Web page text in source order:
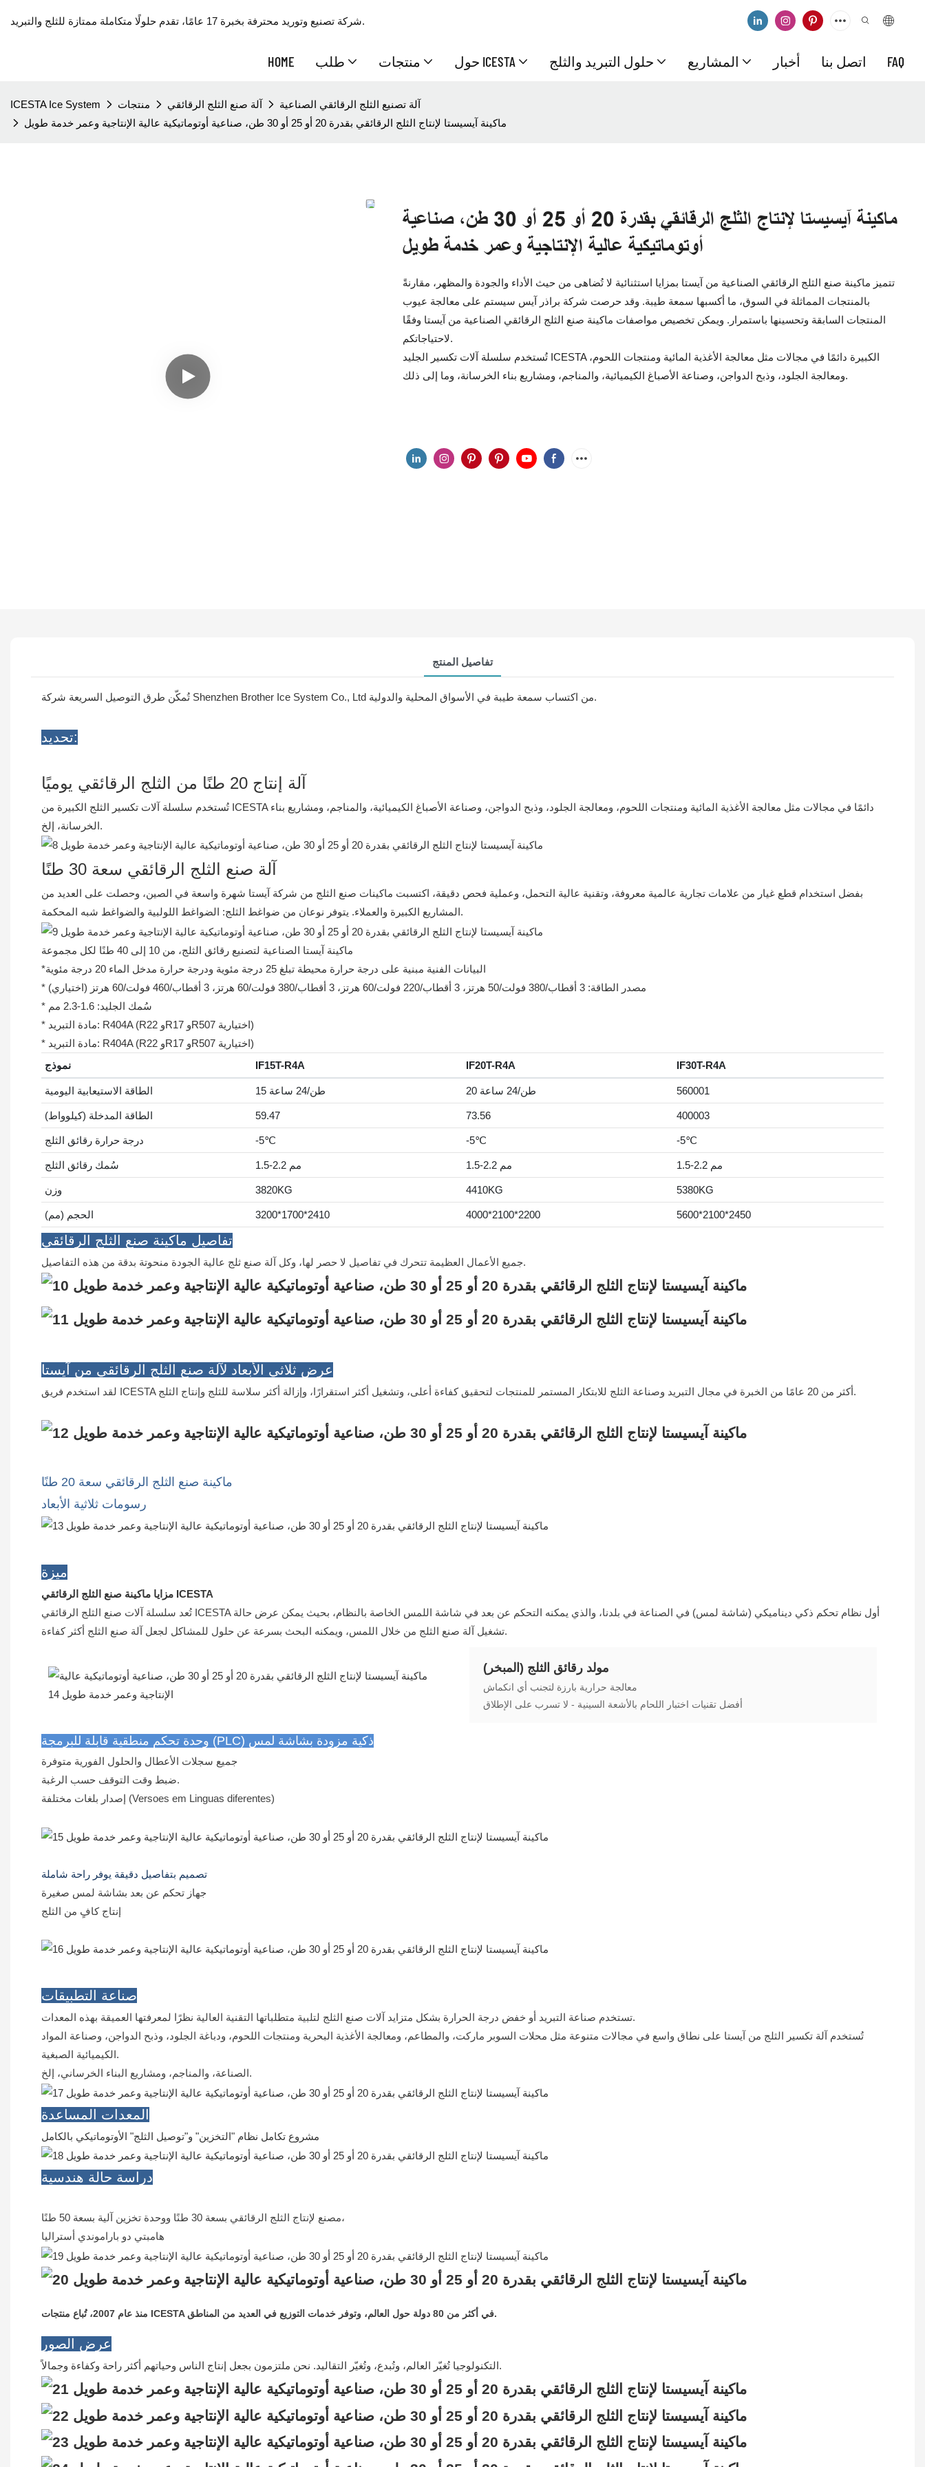
شركة تصنيع وتوريد محترفة بخبرة 17 عامًا، تقدم حلولًا متكاملة ممتازة للثلج والتبريد.
HOME طلب منتجات حول ICESTA حلول التبريد والثلج المشاريع أخبار اتصل بنا FAQ
ICESTA Ice System منتجات آلة صنع الثلج الرقائقي
آلة تصنيع الثلج الرقائقي الصناعية
ماكينة آيسيستا لإنتاج الثلج الرقائقي بقدرة 20 أو 25 أو 30 طن، صناعية أوتوماتيكية عالية الإنتاجية وعمر خدمة طويل
ماكينة آيسيستا لإنتاج الثلج الرقائقي بقدرة 20 أو 25 أو 30 طن، صناعية
أوتوماتيكية عالية الإنتاجية وعمر خدمة طويل
تتميز ماكينة صنع الثلج الرقائقي الصناعية من آيستا بمزايا استثنائية لا تُضاهى من حيث الأداء والجودة والمظهر، مقارنةً
بالمنتجات المماثلة في السوق، ما أكسبها سمعة طيبة. وقد حرصت شركة براذر آيس سيستم على معالجة عيوب
المنتجات السابقة وتحسينها باستمرار. ويمكن تخصيص مواصفات ماكينة صنع الثلج الرقائقي الصناعية من آيستا وفقًا
لاحتياجاتكم.
تُستخدم سلسلة آلات تكسير الجليد ICESTA الكبيرة دائمًا في مجالات مثل معالجة الأغذية المائية ومنتجات اللحوم،
ومعالجة الجلود، وذبح الدواجن، وصناعة الأصباغ الكيميائية، والمناجم، ومشاريع بناء الخرسانة، وما إلى ذلك.
تفاصيل المنتج
تُمكّن طرق التوصيل السريعة شركة Shenzhen Brother Ice System Co., Ltd من اكتساب سمعة طيبة في الأسواق المحلية والدولية.
تحديد:
آلة إنتاج 20 طنًا من الثلج الرقائقي يوميًا
تُستخدم سلسلة آلات تكسير الثلج الكبيرة من ICESTA دائمًا في مجالات مثل معالجة الأغذية المائية ومنتجات اللحوم، ومعالجة الجلود، وذبح الدواجن، وصناعة الأصباغ الكيميائية، والمناجم، ومشاريع بناء
الخرسانة، إلخ.
آلة صنع الثلج الرقائقي سعة 30 طنًا
بفضل استخدام قطع غيار من علامات تجارية عالمية معروفة، وتقنية عالية التحمل، وعملية فحص دقيقة، اكتسبت ماكينات صنع الثلج من شركة آيستا شهرة واسعة في الصين، وحصلت على العديد من
المشاريع الكبيرة والعملاء. يتوفر نوعان من ضواغط الثلج: الضواغط اللولبية والضواغط شبه المحكمة.
ماكينة آيستا الصناعية لتصنيع رقائق الثلج، من 10 إلى 40 طنًا لكل مجموعة
*البيانات الفنية مبنية على درجة حرارة محيطة تبلغ 25 درجة مئوية ودرجة حرارة مدخل الماء 20 درجة مئوية
* مصدر الطاقة: 3 أقطاب/380 فولت/50 هرتز، 3 أقطاب/220 فولت/60 هرتز، 3 أقطاب/380 فولت/60 هرتز، 3 أقطاب/460 فولت/60 هرتز (اختياري)
* سُمك الجليد: 1.6-2.3 مم
* مادة التبريد: R404A (R22 وR17 وR507 اختيارية)
* مادة التبريد: R404A (R22 وR17 وR507 اختيارية)
نموذج
IF15T-R4A IF20T-R4A IF30T-R4A
الطاقة الاستيعابية اليومية 15 طن/24 ساعة 20 طن/24 ساعة 560001
الطاقة المدخلة (كيلوواط) 59.47 73.56 400003
درجة حرارة رقائق الثلج -5℃ -5℃ -5℃
سُمك رقائق الثلج 1.5-2.2 مم 1.5-2.2 مم 1.5-2.2 مم
وزن 3820KG 4410KG 5380KG
الحجم (مم) 3200*1700*2410 4000*2100*2200 5600*2100*2450
تفاصيل ماكينة صنع الثلج الرقائقي
جميع الأعمال العظيمة تتحرك في تفاصيل لا حصر لها، وكل آلة صنع ثلج عالية الجودة منحوتة بدقة من هذه التفاصيل.
عرض ثلاثي الأبعاد لآلة صنع الثلج الرقائقي من آيستا
لقد استخدم فريق ICESTA أكثر من 20 عامًا من الخبرة في مجال التبريد وصناعة الثلج للابتكار المستمر للمنتجات لتحقيق كفاءة أعلى، وتشغيل أكثر استقرارًا، وإزالة أكثر سلاسة للثلج وإنتاج الثلج.
ماكينة صنع الثلج الرقائقي سعة 20 طنًا
رسومات ثلاثية الأبعاد
ميزة
مزايا ماكينة صنع الثلج الرقائقي ICESTA
تُعد سلسلة آلات صنع الثلج الرقائقي ICESTA أول نظام تحكم ذكي ديناميكي (شاشة لمس) في الصناعة في بلدنا، والذي يمكنه التحكم عن بعد في شاشة اللمس الخاصة بالنظام، بحيث يمكن عرض حالة
تشغيل آلة صنع الثلج من خلال اللمس، ويمكنه البحث بسرعة عن حلول للمشاكل لجعل آلة صنع الثلج أكثر كفاءة.
مولد رقائق الثلج (المبخر)
معالجة حرارية بارزة لتجنب أي انكماش
أفضل تقنيات اختبار اللحام بالأشعة السينية - لا تسرب على الإطلاق
وحدة تحكم منطقية قابلة للبرمجة (PLC) ذكية مزودة بشاشة لمس
جميع سجلات الأعطال والحلول الفورية متوفرة
ضبط وقت التوقف حسب الرغبة.
إصدار بلغات مختلفة (Versoes em Linguas diferentes)
تصميم بتفاصيل دقيقة يوفر راحة شاملة
جهاز تحكم عن بعد بشاشة لمس صغيرة
إنتاج كافٍ من الثلج
صناعة التطبيقات
تستخدم صناعة التبريد أو خفض درجة الحرارة بشكل متزايد آلات صنع الثلج لتلبية متطلباتها التقنية العالية نظرًا لمعرفتها العميقة بهذه المعدات.
تُستخدم آلة تكسير الثلج من آيستا على نطاق واسع في مجالات متنوعة مثل محلات السوبر ماركت، والمطاعم، ومعالجة الأغذية البحرية ومنتجات اللحوم، ودباغة الجلود، وذبح الدواجن، وصناعة المواد
الكيميائية الصبغية.
الصناعة، والمناجم، ومشاريع البناء الخرساني، إلخ.
المعدات المساعدة
مشروع تكامل نظام "التخزين" و"توصيل الثلج" الأوتوماتيكي بالكامل
دراسة حالة هندسية
مصنع لإنتاج الثلج الرقائقي بسعة 30 طنًا ووحدة تخزين آلية بسعة 50 طنًا،
هامبتي دو باراموندي أستراليا
منذ عام 2007، تُباع منتجات ICESTA في أكثر من 80 دولة حول العالم، وتوفر خدمات التوزيع في العديد من المناطق.
عرض الصور
التكنولوجيا تُغيّر العالم، وتُبدع، وتُغيّر التقاليد. نحن ملتزمون بجعل إنتاج الناس وحياتهم أكثر راحة وكفاءة وجمالاً.